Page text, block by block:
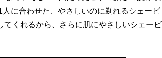
に合わせた、やさしいのに剃れるシェービ
くれるから、さらに肌にやさしいシェービ